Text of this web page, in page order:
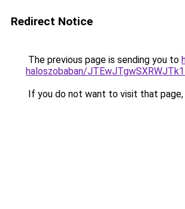
Redirect Notice
The previous page is sending you to
haloszobaban/
If you do not want to visit that page,